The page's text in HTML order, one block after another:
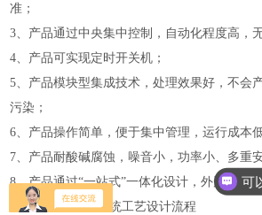
准；
3、产品通过中央集中控制，自动化程度高，
4、产品可实现定时开关机；
5、产品模块型集成技术，处理效果好，不会
污染；
6、产品操作简单，便于集中管理，运行成本低
7、产品耐酸碱腐蚀，噪音小，功率小、多重
8、产品通过“一站式”一体化设计，外形美观
实验室废气处理系统工艺设计流程